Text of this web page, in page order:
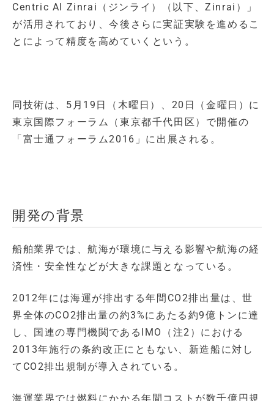
Centric AI Zinrai（ジンライ）（以下、Zinrai）」
が活用されており、今後さらに実証実験を進めるこ
とによって精度を高めていくという。
同技術は、5月19日（木曜日）、20日（金曜日）に
東京国際フォーラム（東京都千代田区）で開催の
「富士通フォーラム2016」に出展される。
開発の背景
船舶業界では、航海が環境に与える影響や航海の経
済性・安全性などが大きな課題となっている。
2012年には海運が排出する年間CO2排出量は、世
界全体のCO2排出量の約3%にあたる約9億トンに達
し、国連の専門機関であるIMO（注2）における
2013年施行の条約改正にともない、新造船に対し
てCO2排出規制が導入されている。
海運業界では燃料にかかる年間コストが数千億円規